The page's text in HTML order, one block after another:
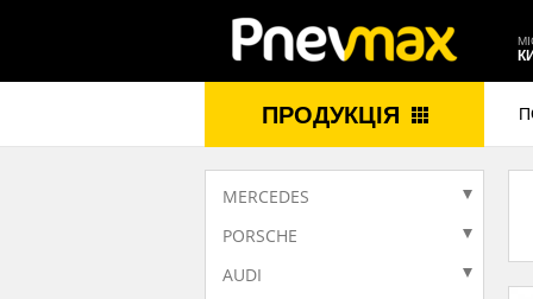
ПРОДУКЦІЯ
MERCEDES
PORSCHE
AUDI